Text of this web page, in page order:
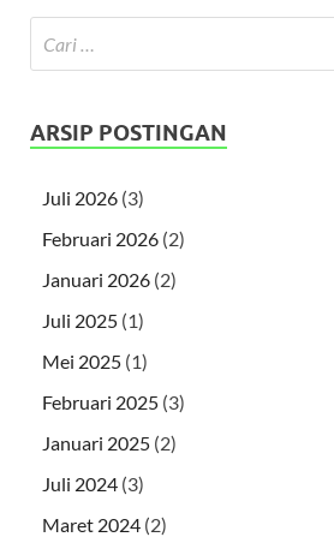
ARSIP POSTINGAN
Juli 2026 (3)
Februari 2026 (2)
Januari 2026 (2)
Juli 2025 (1)
Mei 2025 (1)
Februari 2025 (3)
Januari 2025 (2)
Juli 2024 (3)
Maret 2024 (2)